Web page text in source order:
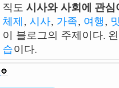
직도 시사와 사회에 관
체제 , 시사, 가족, 여행 ,
이 블로그의 주제이다.
습이다.